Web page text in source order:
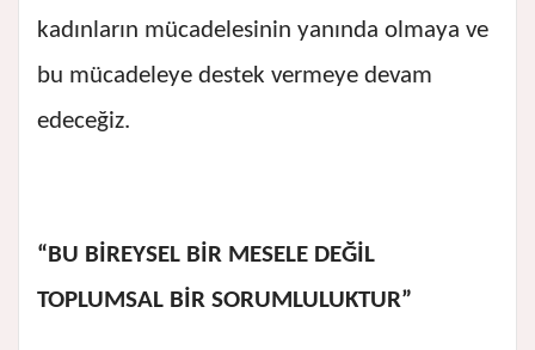
kadınların mücadelesinin yanında olmaya ve
bu mücadeleye destek vermeye devam
edeceğiz.
“BU BİREYSEL BİR MESELE DEĞİL
TOPLUMSAL BİR SORUMLULUKTUR”